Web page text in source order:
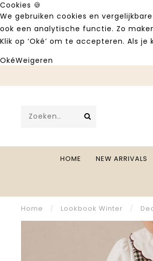
Cookies 🍪
We gebruiken cookies en
ook een analytische functie. Zo
Klik op ‘Oké’ om te accepteren. Als je
OkéWeigeren
HOME NEW ARRIVALS
Home / Lookbook Winter /